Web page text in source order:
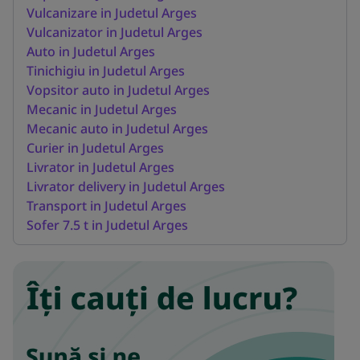
Vulcanizare in Judetul Arges
Vulcanizator in Judetul Arges
Auto in Judetul Arges
Tinichigiu in Judetul Arges
Vopsitor auto in Judetul Arges
Mecanic in Judetul Arges
Mecanic auto in Judetul Arges
Curier in Judetul Arges
Livrator in Judetul Arges
Livrator delivery in Judetul Arges
Transport in Judetul Arges
Sofer 7.5 t in Judetul Arges